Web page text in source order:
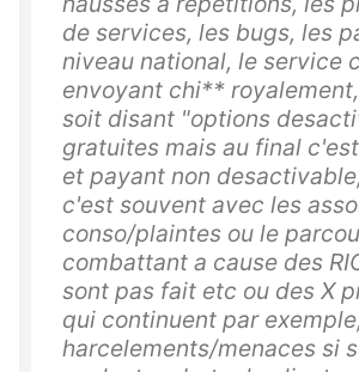
de services, les bugs, les
niveau national, le service
envoyant chi**
soit disant "options
gratuites mais au final
et payant non
c'est souvent avec les
conso/plaintes ou le
combattant a cause des
sont pas fait etc ou des X
qui continuent par
harcelements/menaces si